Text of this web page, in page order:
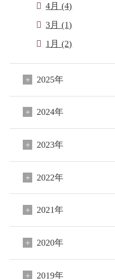
4月 (4)
3月 (1)
1月 (2)
2025年
2024年
2023年
2022年
2021年
2020年
2019年